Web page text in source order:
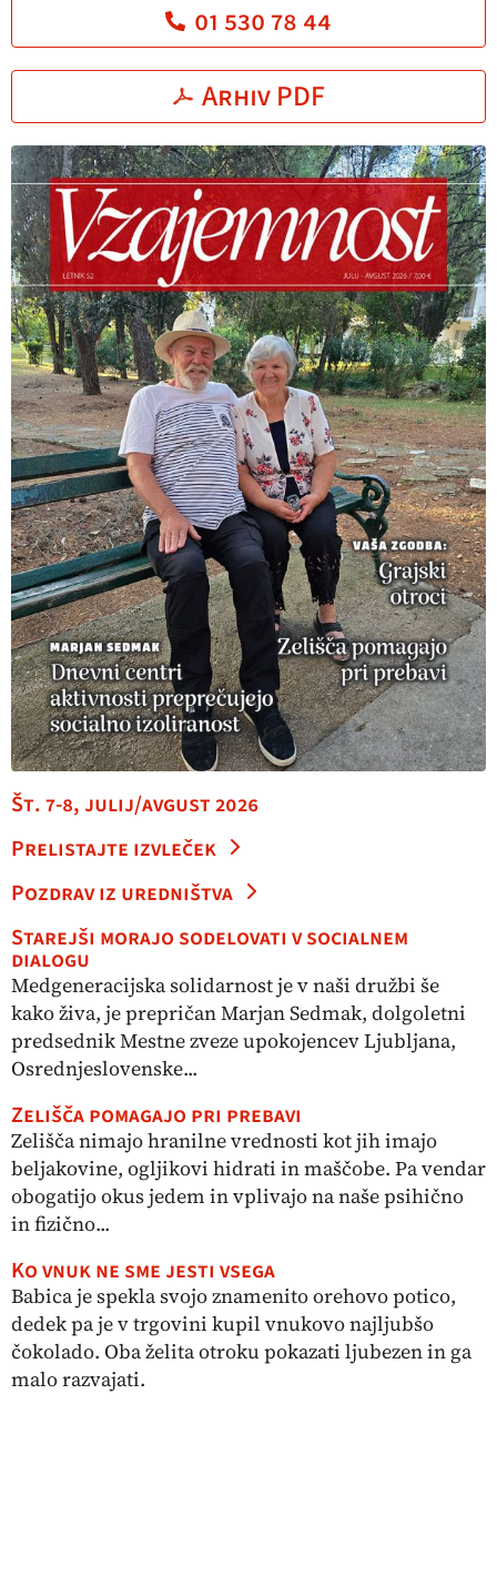
01 530 78 44
Arhiv PDF
Št. 7-8, julij/avgust 2026
Prelistajte izvleček
Pozdrav iz uredništva
Starejši morajo sodelovati v socialnem
dialogu
Medgeneracijska solidarnost je v naši družbi še
kako živa, je prepričan Marjan Sedmak, dolgoletni
predsednik Mestne zveze upokojencev Ljubljana,
Osrednjeslovenske...
Zelišča pomagajo pri prebavi
Zelišča nimajo hranilne vrednosti kot jih imajo
beljakovine, ogljikovi hidrati in maščobe. Pa vendar
obogatijo okus jedem in vplivajo na naše psihično
in fizično...
Ko vnuk ne sme jesti vsega
Babica je spekla svojo znamenito orehovo potico,
dedek pa je v trgovini kupil vnukovo najljubšo
čokolado. Oba želita otroku pokazati ljubezen in ga
malo razvajati.